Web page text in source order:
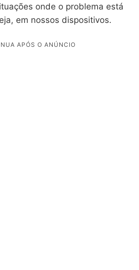
onde o problema está
em nossos dispositivos.